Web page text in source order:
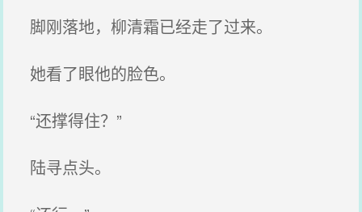
脚刚落地，柳清霜已经走了过来。
她看了眼他的脸色。
“还撑得住？”
陆寻点头。